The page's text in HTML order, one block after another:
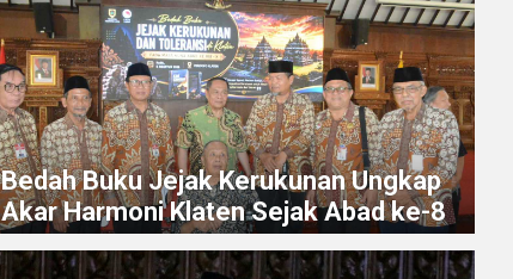
Bedah Buku Jejak Kerukunan Ungkap
Akar Harmoni Klaten Sejak Abad ke-8